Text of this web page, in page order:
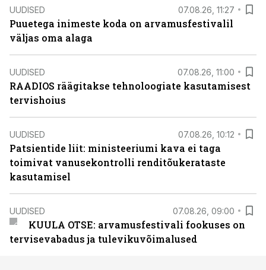
UUDISED 07.08.26, 11:27
Puuetega inimeste koda on arvamusfestivalil
väljas oma alaga
UUDISED 07.08.26, 11:00
RAADIOS räägitakse tehnoloogiate kasutamisest
tervishoius
UUDISED 07.08.26, 10:12
Patsientide liit: ministeeriumi kava ei taga
toimivat vanusekontrolli renditõukerataste
kasutamisel
UUDISED 07.08.26, 09:00
KUULA OTSE: arvamusfestivali fookuses on
tervisevabadus ja tulevikuvõimalused